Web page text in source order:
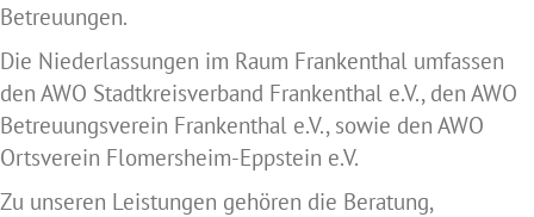
Betreuungen.
Die Niederlassungen im Raum Frankenthal umfassen
den AWO Stadtkreisverband Frankenthal e.V., den AWO
Betreuungsverein Frankenthal e.V., sowie den AWO
Ortsverein Flomersheim-Eppstein e.V.
Zu unseren Leistungen gehören die Beratung,